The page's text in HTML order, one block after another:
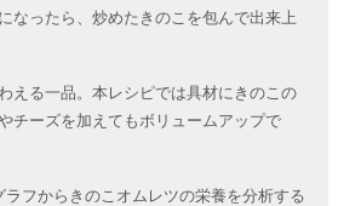
なったら、炒めたきのこを包んで出来上
える一品。本レシピでは具材にきのこの
チーズを加えてもボリュームアップで
フからきのこオムレツの栄養を分析する